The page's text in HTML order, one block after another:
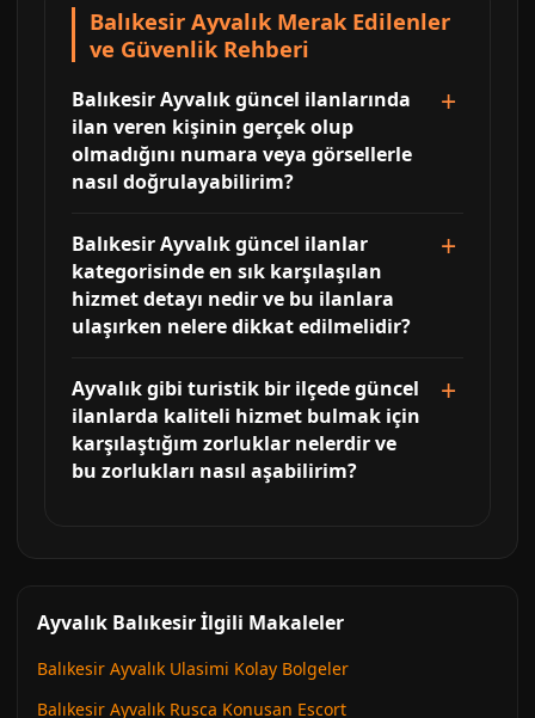
Balıkesir Ayvalık Merak Edilenler
ve Güvenlik Rehberi
Balıkesir Ayvalık güncel ilanlarında
ilan veren kişinin gerçek olup
olmadığını numara veya görsellerle
nasıl doğrulayabilirim?
Balıkesir Ayvalık güncel ilanlar
kategorisinde en sık karşılaşılan
hizmet detayı nedir ve bu ilanlara
ulaşırken nelere dikkat edilmelidir?
Ayvalık gibi turistik bir ilçede güncel
ilanlarda kaliteli hizmet bulmak için
karşılaştığım zorluklar nelerdir ve
bu zorlukları nasıl aşabilirim?
Ayvalık Balıkesir İlgili Makaleler
Balıkesir Ayvalık Ulasimi Kolay Bolgeler
Balıkesir Ayvalık Rusca Konusan Escort